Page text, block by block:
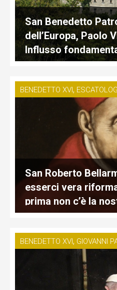
San Benedetto
dell’Europa, Paolo
Influsso
della civiltà e della
BENEDETTO XVI,
San Roberto
esserci vera
prima non c’è la
riforma e la
BENEDETTO XVI, GIOVANNI